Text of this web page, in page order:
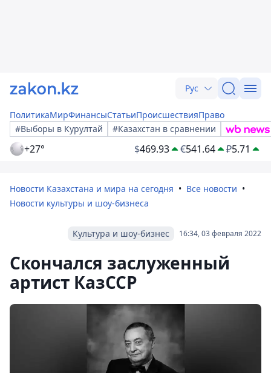
Рус
ПолитикаМирФинансыСтатьиПроисшествияПраво
#Выборы в Курултай
#Казахстан в сравнении
+27° $469.93 €541.64 ₽5.71
Новости Казахстана и мира на сегодня
Все новости
Новости культуры и шоу-бизнеса
16:34, 03 февраля 2022
Культура и шоу-бизнес
Скончался заслуженный
артист КазССР